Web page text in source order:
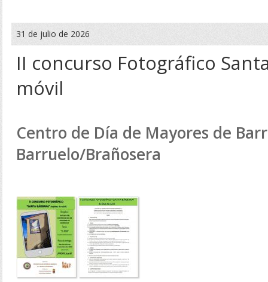
31 de julio de 2026
II concurso Fotográfico
móvil
Centro de Día de Mayores de
Barruelo/Brañosera